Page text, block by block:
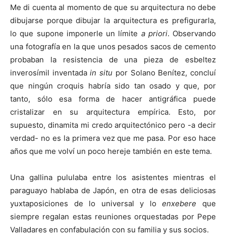
Me di cuenta al momento de que su arquitectura no debe
dibujarse porque dibujar la arquitectura es prefigurarla,
lo que supone imponerle un límite a priori. Observando
una fotografía en la que unos pesados sacos de cemento
probaban la resistencia de una pieza de esbeltez
inverosímil inventadain situ por Solano Benítez, concluí
que ningún croquis habría sido tan osado y que, por
tanto, sólo esa forma de hacer antigráfica puede
cristalizar en su arquitectura empírica. Esto, por
supuesto, dinamita mi credo arquitectónico pero -a decir
verdad- no es la primera vez que me pasa. Por eso hace
años que me volví un poco hereje también en este tema.
Una gallina pululaba entre los asistentes mientras el
paraguayo hablaba de Japón, en otra de esas deliciosas
yuxtaposiciones de lo universal y lo enxebere que
siempre regalan estas reuniones orquestadas por Pepe
Valladares en confabulación con su familia y sus socios.